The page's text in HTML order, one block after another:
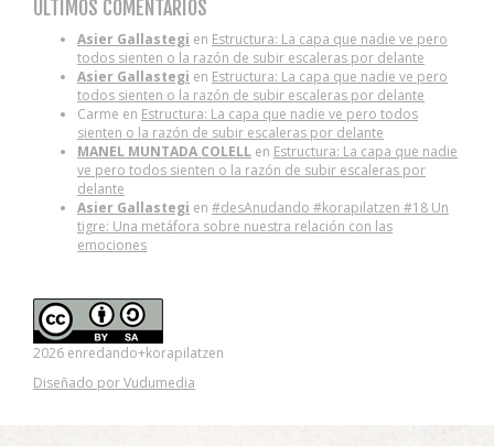
ÚLTIMOS COMENTARIOS
Asier Gallastegi en Estructura: La capa que nadie ve pero
todos sienten o la razón de subir escaleras por delante
Asier Gallastegi en Estructura: La capa que nadie ve pero
todos sienten o la razón de subir escaleras por delante
Carme en Estructura: La capa que nadie ve pero todos
sienten o la razón de subir escaleras por delante
MANEL MUNTADA COLELL en Estructura: La capa que nadie
ve pero todos sienten o la razón de subir escaleras por
delante
Asier Gallastegi en #desAnudando #korapilatzen #18 Un
tigre: Una metáfora sobre nuestra relación con las
emociones
2026 enredando+korapilatzen
Diseñado por Vudumedia